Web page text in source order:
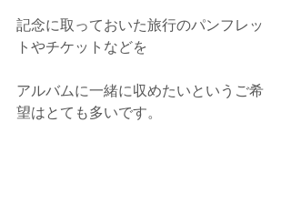
記念に取っておいた旅行のパンフレッ
トやチケットなどを
アルバムに一緒に収めたいというご希
望はとても多いです。